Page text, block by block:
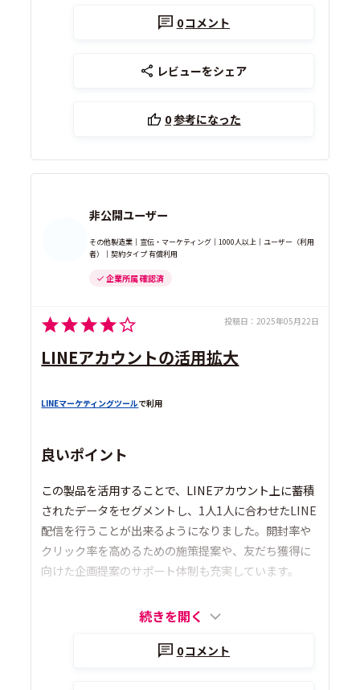
0コメント
レビューをシェア
0参考になった
非公開ユーザー
その他製造業｜宣伝・マーケティング｜1000人以上｜ユーザー（利用
者）｜契約タイプ 有償利用
企業所属 確認済
投稿日： 2025年05月22日
LINEアカウントの活用拡大
LINEマーケティングツールで利用
良いポイント
この製品を活用することで、LINEアカウント上に蓄積
されたデータをセグメントし、1人1人に合わせたLINE
配信を行うことが出来るようになりました。開封率や
クリック率を高めるための施策提案や、友だち獲得に
向けた企画提案のサポート体制も充実しています。
続きを開く
0コメント